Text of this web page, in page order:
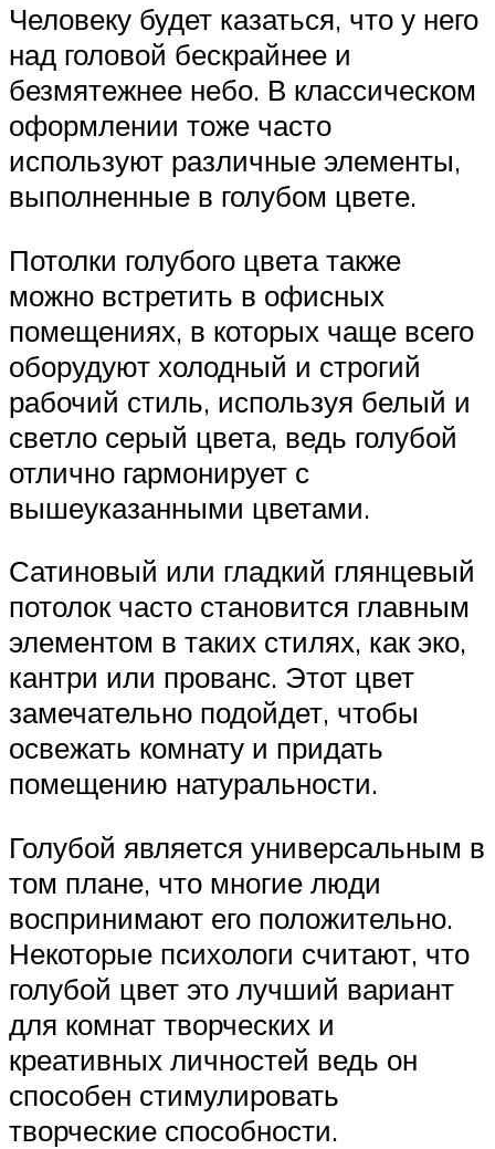
Человеку будет казаться, что у него
над головой бескрайнее и
безмятежнее небо. В классическом
оформлении тоже часто
используют различные элементы,
выполненные в голубом цвете.
Потолки голубого цвета также
можно встретить в офисных
помещениях, в которых чаще всего
оборудуют холодный и строгий
рабочий стиль, используя белый и
светло серый цвета, ведь голубой
отлично гармонирует с
вышеуказанными цветами.
Сатиновый или гладкий глянцевый
потолок часто становится главным
элементом в таких стилях, как эко,
кантри или прованс. Этот цвет
замечательно подойдет, чтобы
освежать комнату и придать
помещению натуральности.
Голубой является универсальным в
том плане, что многие люди
воспринимают его положительно.
Некоторые психологи считают, что
голубой цвет это лучший вариант
для комнат творческих и
креативных личностей ведь он
способен стимулировать
творческие способности.